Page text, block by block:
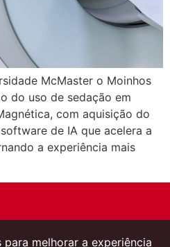
McMaster o Moinhos
do uso de sedação em
com aquisição do
de IA que acelera a
a experiência mais
melhorar a experiência